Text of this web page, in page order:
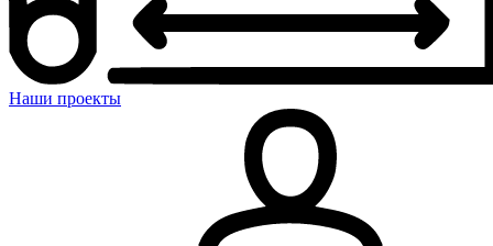
Наши проекты